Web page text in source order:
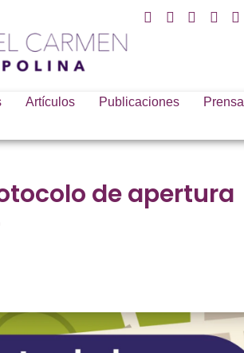
Artículos Publicaciones Prensa
de apertura